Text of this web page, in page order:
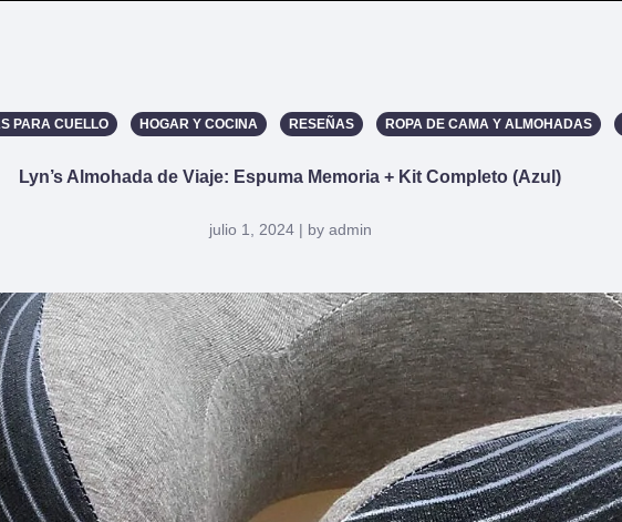
PARA CUELLO HOGAR Y COCINA RESEÑAS ROPA DE CAMA Y ALMOHADAS
Lyn’s Almohada de Viaje: Espuma Memoria + Kit Completo (Azul)
julio 1, 2024 | by admin